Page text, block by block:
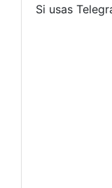
Si usas